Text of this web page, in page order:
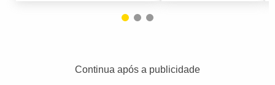
Continua após a publicidade